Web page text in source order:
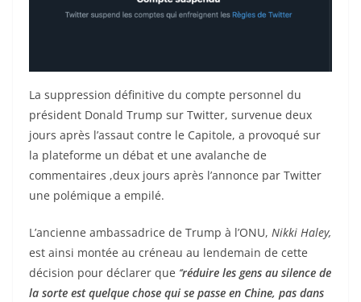
La suppression définitive du compte personnel du
président Donald Trump sur Twitter, survenue deux
jours après l’assaut contre le Capitole, a provoqué sur
la plateforme un débat et une avalanche de
commentaires ,deux jours après l’annonce par Twitter
une polémique a empilé.
L’ancienne ambassadrice de Trump à l’ONU, Nikki Haley,
est ainsi montée au créneau au lendemain de cette
décision pour déclarer que ‘‘réduire les gens au silence de
la sorte est quelque chose qui se passe en Chine, pas dans